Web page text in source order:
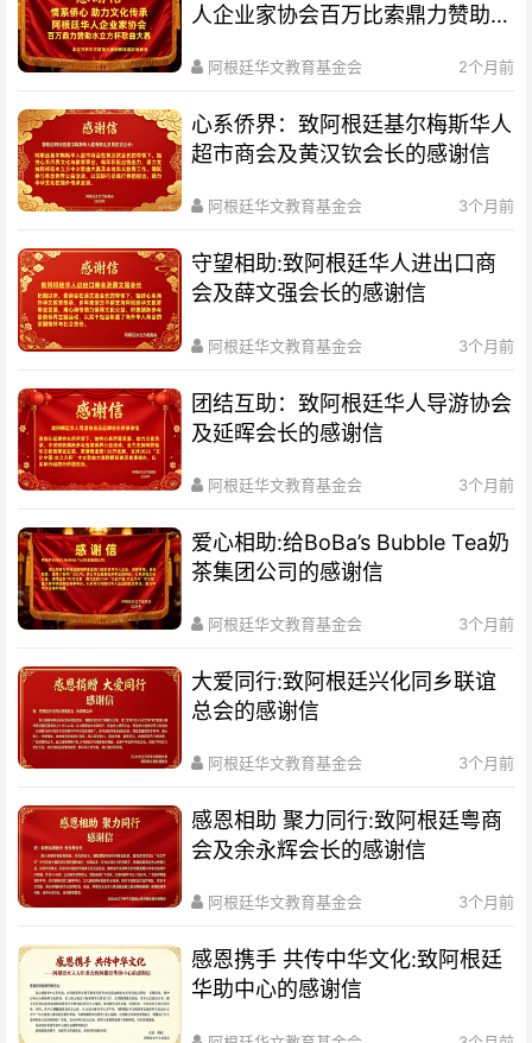
人企业家协会百万比索鼎力赞助水
阿根廷华文教育基金会 2个月前
心系侨界​：致阿根廷基尔梅斯华人
超市商会及黄汉钦会长的感谢信
阿根廷华文教育基金会 3个月前
守望相助:致阿根廷华人进出口商
会及薛文强会长的感谢信
阿根廷华文教育基金会 3个月前
团结互助：致阿根廷华人导游协会
及延晖会长的感谢信
阿根廷华文教育基金会 3个月前
爱心相助:给BoBa’s Bubble Tea奶
茶集团公司的感谢信
阿根廷华文教育基金会 3个月前
大爱同行:致阿根廷兴化同乡联谊
总会的感谢信
阿根廷华文教育基金会 3个月前
感恩相助 聚力同行:致阿根廷粤商
会及余永辉会长的感谢信
阿根廷华文教育基金会 3个月前
感恩携手 共传中华文化:致阿根廷
华助中心的感谢信